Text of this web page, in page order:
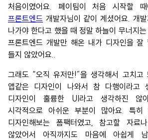
처음이였어요. 페이팀이 처음 시작할
프론트엔드 개발자님이 같이 계셨어요. 개
나가야 한다고 했을 때 정말 하늘이 무너지
프론트엔드 개발만 해온 내가 디자인을 잘
들지 않았어요..
그래도 “오직 유저만!”을 생각해서 고치
앱같은 디자인이 나와서 참 다행이라고
디자인이 훌륭한 UI라고 생각하진 않
시각적으로 아쉬운 부분이 많아요. 특
디자인해보는 폼팩터였고, 참고할 자료
않았어서 아직까지도 마음에 아쉽게 남